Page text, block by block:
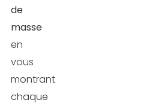
de
masse
en
vous
montrant
chaque